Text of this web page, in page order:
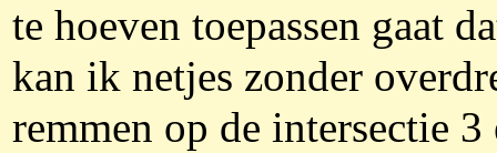
te hoeven toepassen gaat
kan ik netjes zonder
remmen op de intersectie 3